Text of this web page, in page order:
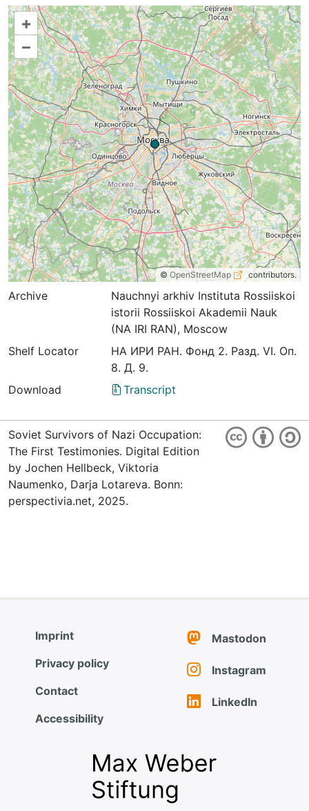
+
–
© OpenStreetMap contributors.
Archive
Nauchnyi arkhiv Instituta Rossiiskoi
istorii Rossiiskoi Akademii Nauk
(NA IRI RAN), Moscow
Shelf Locator
НА ИРИ РАН. Фонд 2. Разд. VI. Оп.
8. Д. 9.
Download
Transcript
Soviet Survivors of Nazi Occupation:
The First Testimonies. Digital Edition
by Jochen Hellbeck, Viktoria
Naumenko, Darja Lotareva. Bonn:
perspectivia.net, 2025.
Imprint
Privacy policy
Contact
Accessibility
Mastodon
Instagram
LinkedIn